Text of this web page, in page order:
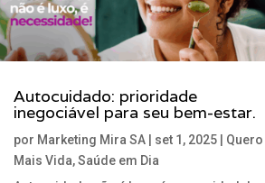
Autocuidado: prioridade
inegociável para seu bem-estar.
por Marketing Mira SA set 1, 2025
Quero
Mais Vida,Saúde em Dia